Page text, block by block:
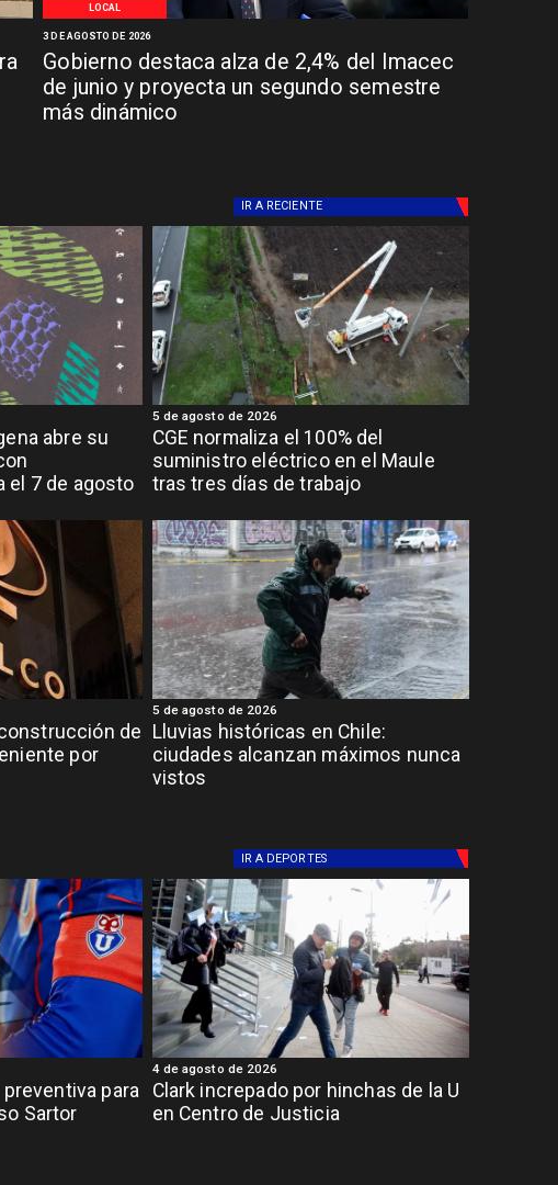
LOCAL
Gobierno destaca alza de 2,4% del Imacec
de junio y proyecta un segundo semestre
más dinámico
3 DE AGOSTO DE 2026
IR A RECIENTE
abre su
el 7 de agosto
CGE normaliza el 100% del
suministro eléctrico en el Maule
tras tres días de trabajo
5 de agosto de 2026
de
por
Lluvias históricas en Chile:
ciudades alcanzan máximos nunca
vistos
5 de agosto de 2026
IR A DEPORTES
para
Sartor
Clark increpado por hinchas de la U
en Centro de Justicia
4 de agosto de 2026